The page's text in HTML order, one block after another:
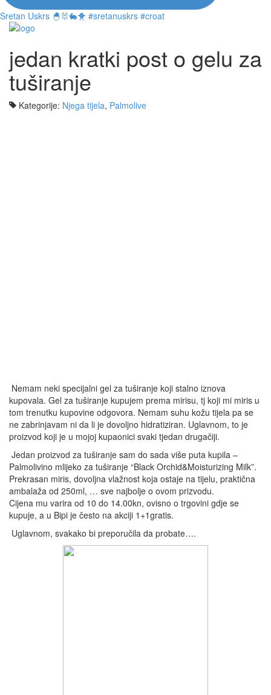
Sretan Uskrs 🐣🐰🐇🐥 #sretanuskrs #croat
jedan kratki post o gelu za
tuširanje
Kategorije: Njega tijela, Palmolive
Nemam neki specijalni gel za tuširanje koji stalno iznova
kupovala. Gel za tuširanje kupujem prema mirisu, tj koji mi miris u
tom trenutku kupovine odgovora. Nemam suhu kožu tijela pa se
ne zabrinjavam ni da li je dovoljno hidratiziran. Uglavnom, to je
proizvod koji je u mojoj kupaonici svaki tjedan drugačiji.
Jedan proizvod za tuširanje sam do sada više puta kupila –
Palmolivino mlijeko za tuširanje “Black Orchid&Moisturizing Milk”.
Prekrasan miris, dovoljna vlažnost koja ostaje na tijelu, praktična
ambalaža od 250ml, … sve najbolje o ovom prizvodu.
Cijena mu varira od 10 do 14.00kn, ovisno o trgovini gdje se
kupuje, a u Bipi je često na akciji 1+1gratis.
Uglavnom, svakako bi preporučila da probate….